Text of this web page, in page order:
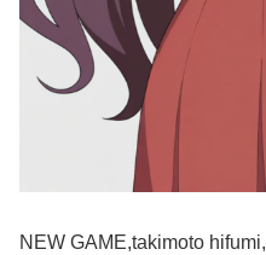
NEW GAME,takimoto hifumi,